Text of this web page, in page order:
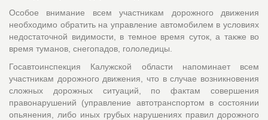
Особое внимание всем участникам дорожного движения
необходимо обратить на управление автомобилем в условиях
недостаточной видимости, в темное время суток, а также во
время туманов, снегопадов, гололедицы.
Госавтоинспекция Калужской области напоминает всем
участникам дорожного движения, что в случае возникновения
сложных дорожных ситуаций, по фактам совершения
правонарушений (управление автотранспортом в состоянии
опьянения, либо иных грубых нарушениях правил дорожного